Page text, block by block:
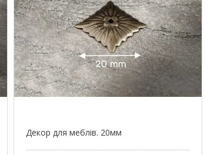
Декор для меблів. 20мм